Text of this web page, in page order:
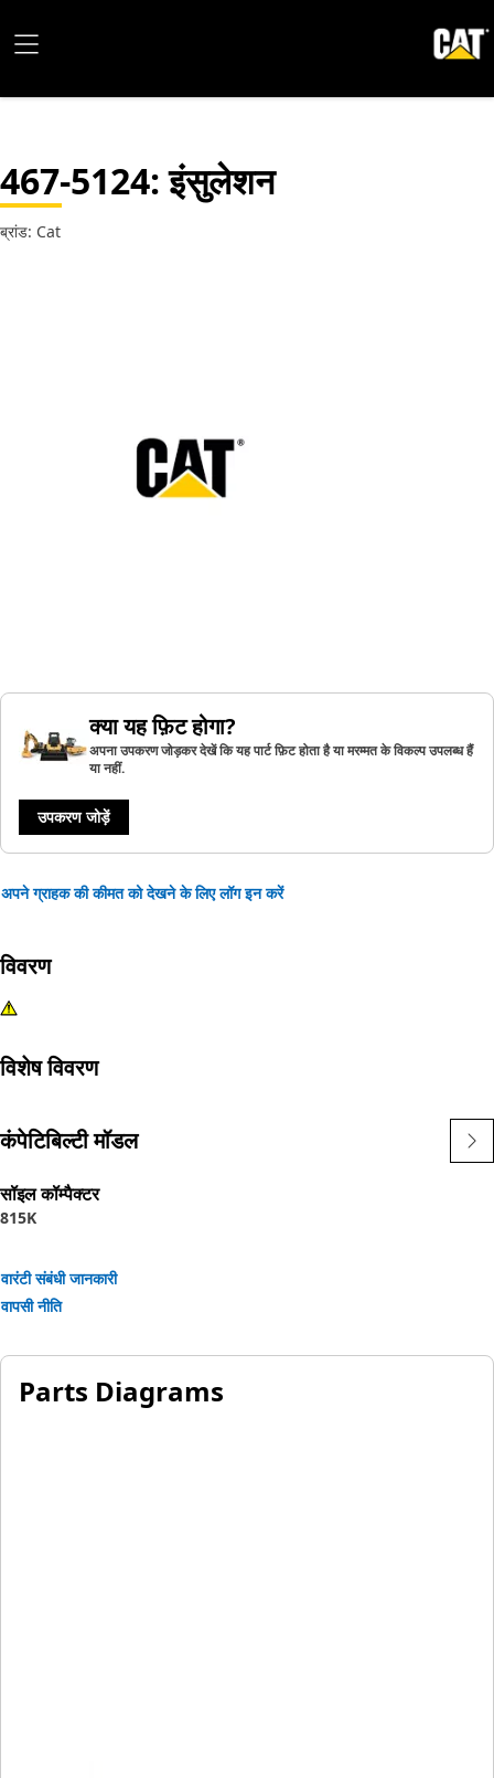
467-5124: इंसुलेशन
ब्रांड: Cat
क्या यह फ़िट होगा?
अपना उपकरण जोड़कर देखें कि यह पार्ट फ़िट होता है या मरम्मत के विकल्प उपलब्ध हैं
या नहीं.
उपकरण जोड़ें
अपने ग्राहक की कीमत को देखने के लिए लॉग इन करें
विवरण
विशेष विवरण
कंपेटिबिल्टी मॉडल
सॉइल कॉम्पैक्टर
815K
वारंटी संबंधी जानकारी
वापसी नीति
Parts Diagrams